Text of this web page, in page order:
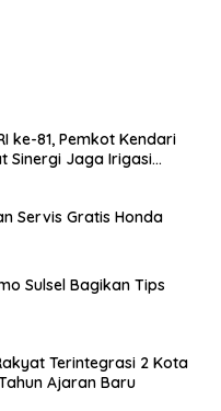
ke-81, Pemkot Kendari
Sinergi Jaga Irigasi
Servis Gratis Honda
Sulsel Bagikan Tips
Terintegrasi 2 Kota
Ajaran Baru